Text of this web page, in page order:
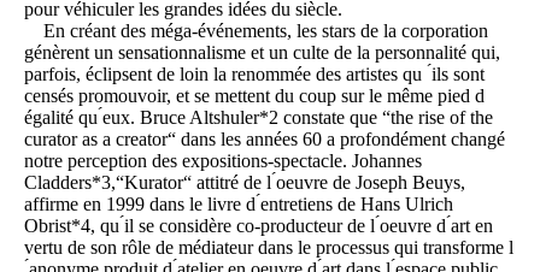
pour véhiculer les grandes idées du siècle.
En créant des méga-événements, les stars de la corporation
génèrent un sensationnalisme et un culte de la personnalité qui,
parfois, éclipsent de loin la renommée des artistes qu ́ils sont
censés promouvoir, et se mettent du coup sur le même pied d
́égalité qu ́eux. Bruce Altshuler*2 constate que “the rise of the
curator as a creator“ dans les années 60 a profondément changé
notre perception des expositions-spectacle. Johannes
Cladders*3,“Kurator“ attitré de l ́oeuvre de Joseph Beuys,
affirme en 1999 dans le livre d ́entretiens de Hans Ulrich
Obrist*4, qu ́il se considère co-producteur de l ́oeuvre d ́art en
vertu de son rôle de médiateur dans le processus qui transforme l